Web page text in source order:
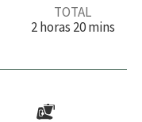
TOTAL
2h
a
horas 20m
u
mins